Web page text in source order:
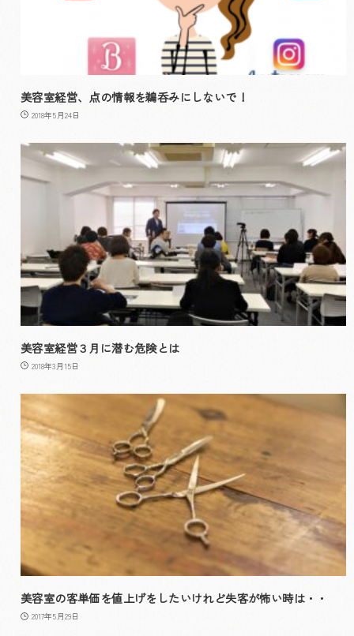
美容室経営、点の情報を鵜呑みにしないで！
2018年5月24日
美容室経営３月に潜む危険とは
2018年3月15日
美容室の客単価を値上げをしたいけれど失客が怖い時は・・
2017年5月29日